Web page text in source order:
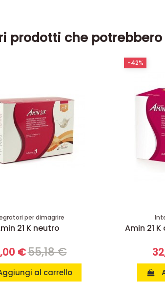
prodotti che
per dimagrire
21 K neutro
€55,18 €
al carrello
Amin 21
-42%